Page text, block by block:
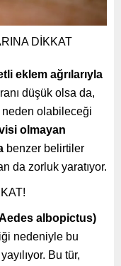
DİKKAT
eklem ağrılarıyla
düşük olsa da,
olabileceği
olmayan
benzer belirtiler
da zorluk yaratıyor.
albopictus)
nedeniyle bu
Bu tür,